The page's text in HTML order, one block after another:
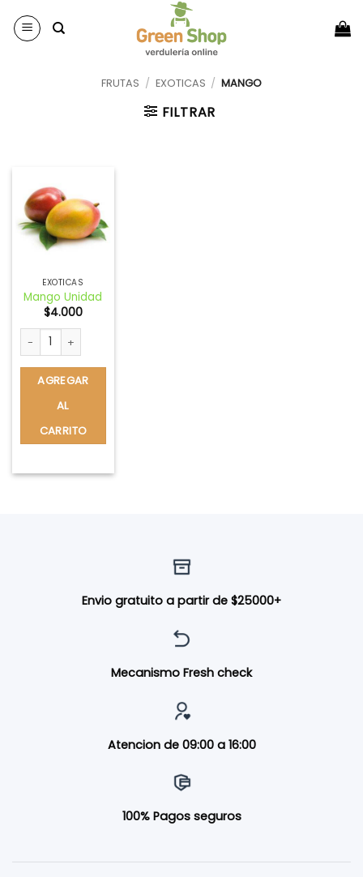
FRUTAS / EXOTICAS / MANGO
FILTRAR
EXOTICAS
Mango Unidad
$4.000
Mango Unidad cantidad
AGREGAR
AL
CARRITO
Envio gratuito a partir de $25000+
Mecanismo Fresh check
Atencion de 09:00 a 16:00
100% Pagos seguros